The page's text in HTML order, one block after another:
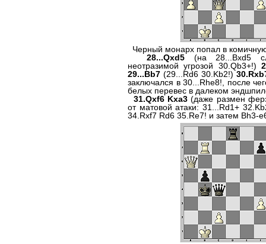
Черный монарх попал в
28...Qxd5(на 28...Bxd5
неотразимой угрозой 30.Qb3+!)
29...Bb7 (29...Rd6 30.Kb2!)
заключался в 30...Rhe8!, после
белых перевес в далеком
31.Qxf6 Kxa3 (даже размен
от матовой атаки: 31...Rd1+
34.Rxf7 Rd6 35.Re7! и затем Bh3-